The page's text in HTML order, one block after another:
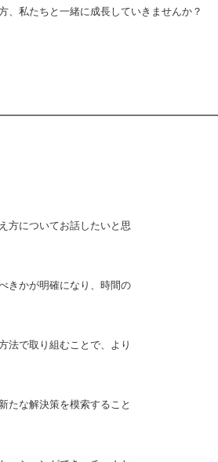
、私たちと一緒に成長していきませんか？
方についてお話したいと思
きかが明確になり、時間の
法で取り組むことで、より
たな解決策を模索すること